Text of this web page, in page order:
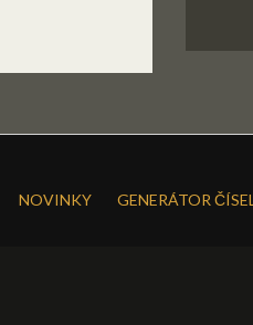
NOVINKY GENERÁTOR ČÍSEL